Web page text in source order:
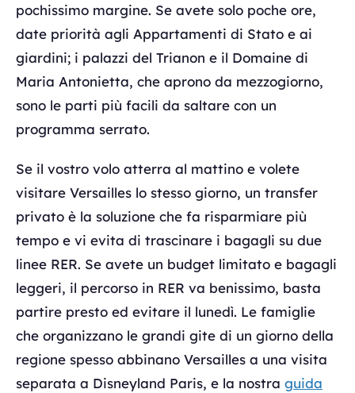
pochissimo margine. Se avete solo poche ore,
date priorità agli Appartamenti di Stato e ai
giardini; i palazzi del Trianon e il Domaine di
Maria Antonietta, che aprono da mezzogiorno,
sono le parti più facili da saltare con un
programma serrato.
Se il vostro volo atterra al mattino e volete
visitare Versailles lo stesso giorno, un transfer
privato è la soluzione che fa risparmiare più
tempo e vi evita di trascinare i bagagli su due
linee RER. Se avete un budget limitato e bagagli
leggeri, il percorso in RER va benissimo, basta
partire presto ed evitare il lunedì. Le famiglie
che organizzano le grandi gite di un giorno della
regione spesso abbinano Versailles a una visita
separata a Disneyland Paris, e la nostra guida